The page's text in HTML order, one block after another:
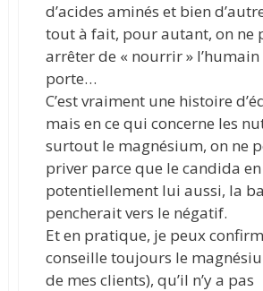
d’acides aminés et bien
tout à fait, pour autant, on ne
arrêter de « nourrir »
porte…
C’est vraiment une histoire
mais en ce qui concerne les
surtout le magnésium, on ne
priver parce que le candida
potentiellement lui aussi, la
pencherait vers le négatif.
Et en pratique, je peux
conseille toujours le
de mes clients), qu’il n’y a pas